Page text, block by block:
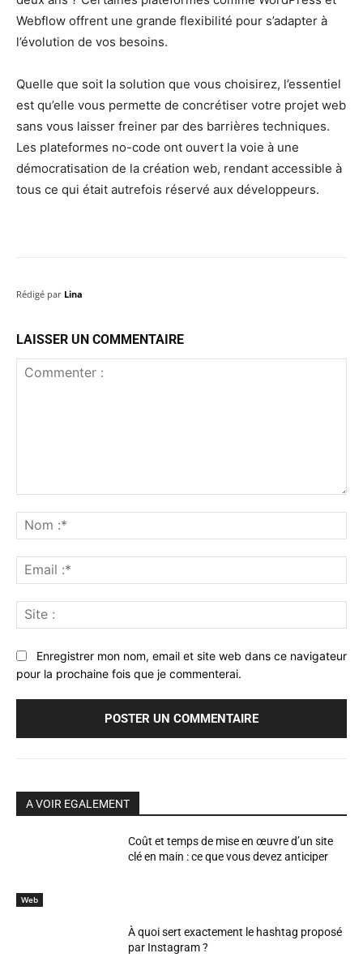
Webflow offrent une grande flexibilité pour s’adapter à
l’évolution de vos besoins.
Quelle que soit la solution que vous choisirez, l’essentiel
est qu’elle vous permette de concrétiser votre projet web
sans vous laisser freiner par des barrières techniques.
Les plateformes no-code ont ouvert la voie à une
démocratisation de la création web, rendant accessible à
tous ce qui était autrefois réservé aux développeurs.
Rédigé par Lina
LAISSER UN COMMENTAIRE
:*
:*
:
Enregistrer mon nom, email et site web dans ce navigateur
pour la prochaine fois que je commenterai.
A VOIR EGALEMENT
Web
Coût et temps de mise en œuvre d’un site
clé en main : ce que vous devez anticiper
À quoi sert exactement le hashtag proposé
par Instagram ?